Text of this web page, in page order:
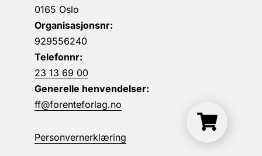
0165 Oslo
Organisasjonsnr:
929556240
Telefonnr:
23 13 69 00
Generelle henvendelser:
ff@forenteforlag.no
Personvernerklæring